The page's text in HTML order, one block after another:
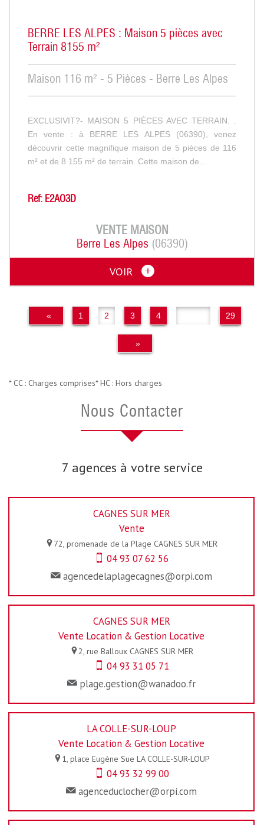
BERRE LES ALPES : Maison 5 pièces avec
Terrain 8155 m²
Maison 116 m² - 5 Pièces - Berre Les Alpes
EXCLUSIVIT?- MAISON 5 PIÈCES AVEC TERRAIN. .
En vente : à BERRE LES ALPES (06390), venez
découvrir cette magnifique maison de 5 pièces de 116
m² et de 8 155 m² de terrain. Cette maison de...
Ref: E2AO3D
VENTE MAISON
Berre Les Alpes (06390)
VOIR
« 1 2 3 4 29
»
* CC : Charges comprises* HC : Hors charges
Nous Contacter
7 agences à votre service
CAGNES SUR MER
Vente
72, promenade de la Plage CAGNES SUR MER
04 93 07 62 56
agencedelaplagecagnes@orpi.com
CAGNES SUR MER
Vente Location & Gestion Locative
2, rue Balloux CAGNES SUR MER
04 93 31 05 71
plage.gestion@wanadoo.fr
LA COLLE-SUR-LOUP
Vente Location & Gestion Locative
1, place Eugène Sue LA COLLE-SUR-LOUP
04 93 32 99 00
agenceduclocher@orpi.com